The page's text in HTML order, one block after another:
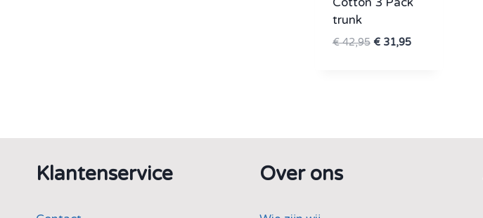
trunk
€42,95 Oorspronkelijke
€31,95Huidige
Klantenservice Over ons